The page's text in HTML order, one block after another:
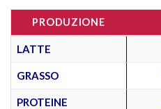
PRODUZIONE
LATTE
GRASSO
PROTEINE